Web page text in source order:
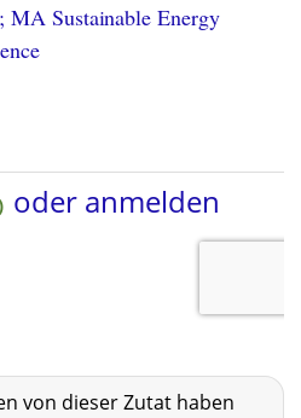
MA Sustainable Energy
von dieser Zutat haben